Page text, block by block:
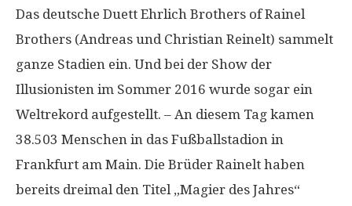
Das deutsche Duett Ehrlich Brothers of Rainel
Brothers (Andreas und Christian Reinelt) sammelt
ganze Stadien ein. Und bei der Show der
Illusionisten im Sommer 2016 wurde sogar ein
Weltrekord aufgestellt. – An diesem Tag kamen
38.503 Menschen in das Fußballstadion in
Frankfurt am Main. Die Brüder Rainelt haben
bereits dreimal den Titel „Magier des Jahres“